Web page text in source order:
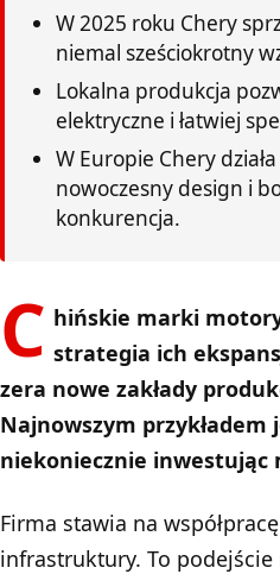
W 2025 roku Chery
niemal sześciokrotny
Lokalna produkcja
elektryczne i łatwiej
W Europie Chery
nowoczesny design i
konkurencja.
C hińskie marki
strategia ich
zera nowe zakłady
Najnowszym przykładem
niekoniecznie
Firma stawia na
infrastruktury. To podejście